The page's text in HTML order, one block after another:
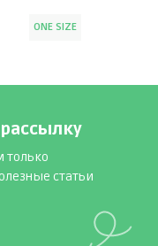
ONE SIZE
только
статьи